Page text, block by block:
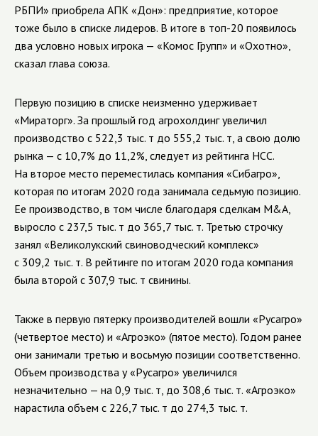
РБПИ» приобрела АПК «Дон»: предприятие, которое
тоже было в списке лидеров. В итоге в топ-20 появилось
два условно новых игрока — «Комос Групп» и «Охотно»,
сказал глава союза.
Первую позицию в списке неизменно удерживает
«Мираторг». За прошлый год агрохолдинг увеличил
производство с 522,3 тыс. т до 555,2 тыс. т, а свою долю
рынка — с 10,7% до 11,2%, следует из рейтинга НСС.
На второе место переместилась компания «Сибагро»,
которая по итогам 2020 года занимала седьмую позицию.
Ее производство, в том числе благодаря сделкам M&A,
выросло с 237,5 тыс. т до 365,7 тыс. т. Третью строчку
занял «Великолукский свиноводческий комплекс»
с 309,2 тыс. т. В рейтинге по итогам 2020 года компания
была второй с 307,9 тыс. т свинины.
Также в первую пятерку производителей вошли «Русагро»
(четвертое место) и «Агроэко» (пятое место). Годом ранее
они занимали третью и восьмую позиции соответственно.
Объем производства у «Русагро» увеличился
незначительно — на 0,9 тыс. т, до 308,6 тыс. т. «Агроэко»
нарастила объем с 226,7 тыс. т до 274,3 тыс. т.